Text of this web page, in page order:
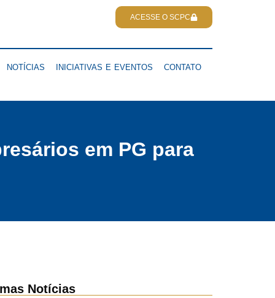
ACESSE O SCPC
NOTÍCIAS INICIATIVAS E EVENTOS CONTATO
em PG para
Notícias